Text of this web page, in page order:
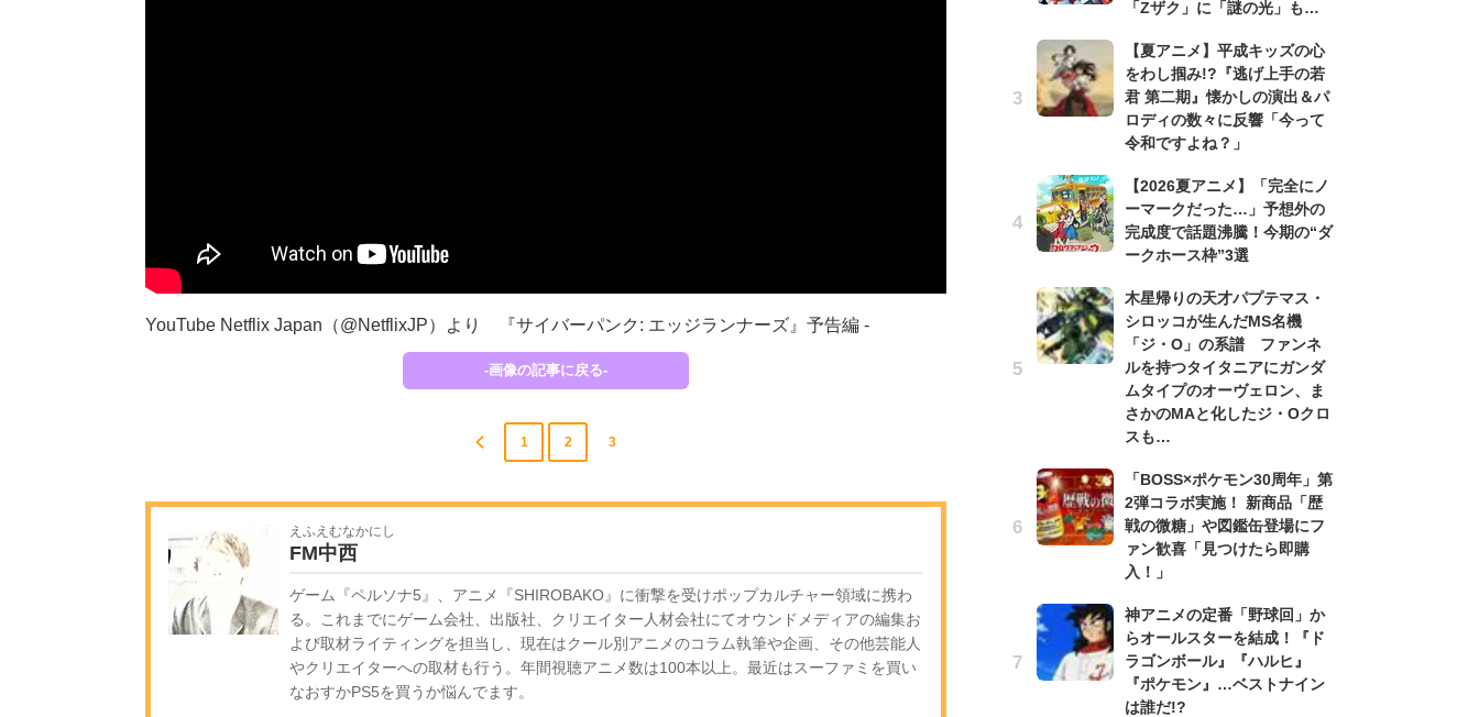
YouTube Netflix Japan（@NetflixJP）より 『サイバーパンク: エッジランナーズ』予告編 -
-画像の記事に戻る-
1 2 3
えふえむなかにし
FM中西
ゲーム『ペルソナ5』、アニメ『SHIROBAKO』に衝撃を受けポップカルチャー領域に携わ
る。これまでにゲーム会社、出版社、クリエイター人材会社にてオウンドメディアの編集お
よび取材ライティングを担当し、現在はクール別アニメのコラム執筆や企画、その他芸能人
やクリエイターへの取材も行う。年間視聴アニメ数は100本以上。最近はスーファミを買い
なおすかPS5を買うか悩んでます。
「Zザク」に「謎の光」も…
【夏アニメ】平成キッズの心
をわし掴み!?『逃げ上手の若
君 第二期』懐かしの演出＆パ
ロディの数々に反響「今って
令和ですよね？」
【2026夏アニメ】「完全にノ
ーマークだった…」予想外の
完成度で話題沸騰！今期の“ダ
ークホース枠”3選
木星帰りの天才パプテマス・
シロッコが生んだMS名機
「ジ・O」の系譜 ファンネ
ルを持つタイタニアにガンダ
ムタイプのオーヴェロン、ま
さかのMAと化したジ・Oクロ
スも…
「BOSS×ポケモン30周年」第
2弾コラボ実施！ 新商品「歴
戦の微糖」や図鑑缶登場にフ
ァン歓喜「見つけたら即購
入！」
神アニメの定番「野球回」か
らオールスターを結成！『ド
ラゴンボール』『ハルヒ』
『ポケモン』…ベストナイン
は誰だ!?